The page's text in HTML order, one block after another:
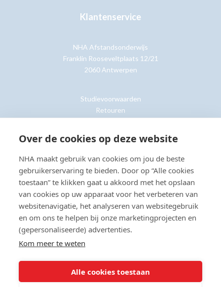
Over de cookies op deze website
NHA maakt gebruik van cookies om jou de beste
gebruikerservaring te bieden. Door op “Alle cookies
toestaan” te klikken gaat u akkoord met het opslaan
van cookies op uw apparaat voor het verbeteren van
websitenavigatie, het analyseren van websitegebruik
en om ons te helpen bij onze marketingprojecten en
(gepersonaliseerde) advertenties.
Kom meer te weten
Alle cookies toestaan
Klantenservice
NHA Afstandsonderwijs
Franklin Rooseveltplaats 12/21
2060 Antwerpen
Studievoorwaarden
Retouren
Klantenservice »
© Copyright 2026 NHA Privacy- en cookieverklaring
Sitemap
Toegankelijkheidsverklaring
Beoordeling:8.8door2203